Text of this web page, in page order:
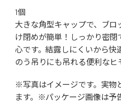
1個
大きな角型キャップで、ブロ
け閉めが簡単！しっかり密
心です。結露しにくいから快
のう吊りにも吊れる便利なヒ
※写真はイメージです。実物
ます。※パッケージ画像は予